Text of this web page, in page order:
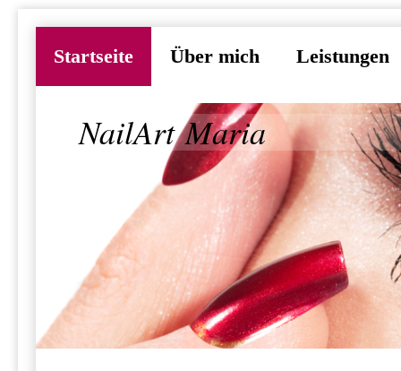
Startseite Über mich Leistungen
NailArt Maria